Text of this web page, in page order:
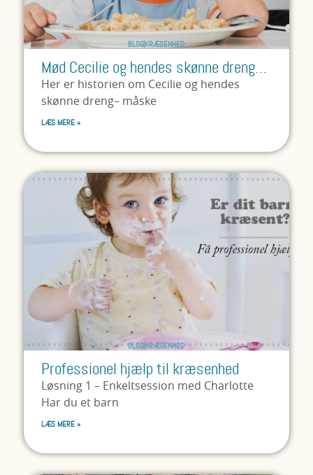
BLOGKRÆSENHED
Mød Cecilie og hendes skønne dreng…
Her er historien om Cecilie og hendes
skønne dreng– måske
LÆS MERE »
BLOGKRÆSENHED
Professionel hjælp til kræsenhed
Løsning 1 – Enkeltsession med Charlotte
Har du et barn
LÆS MERE »